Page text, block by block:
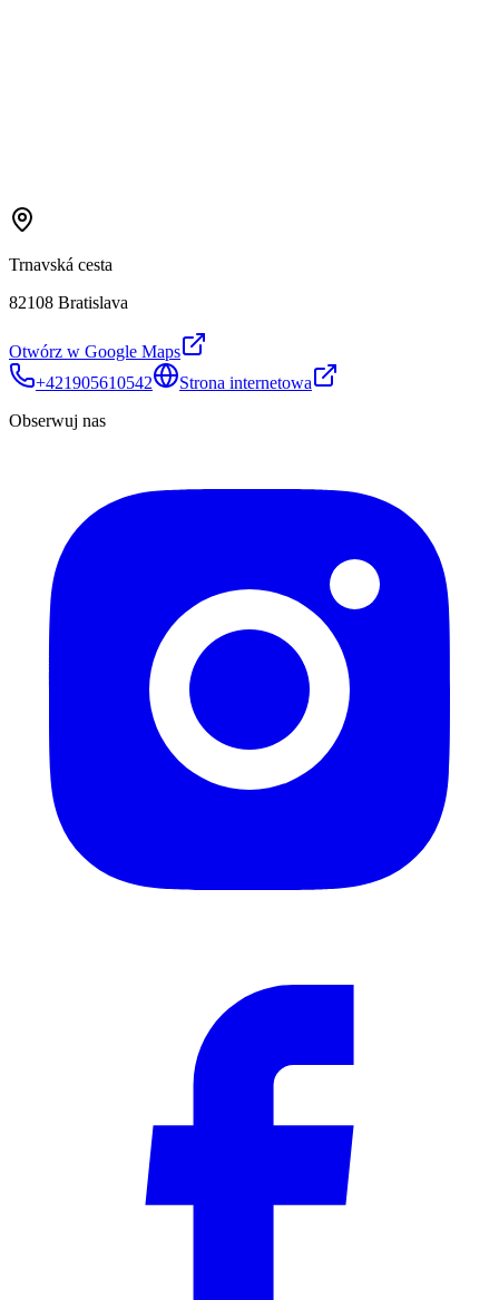
Trnavská cesta
82108 Bratislava
Otwórz w Google Maps
+421905610542
Strona internetowa
Obserwuj nas